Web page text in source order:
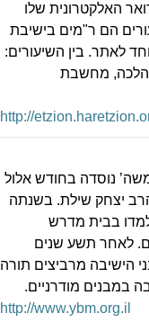
האלקטרונית שלו
הם ר"מים בישיבת
לאתר. בין השיעורים:
הלכה, מחשבת
http://
נוסדה בחודש אלול
יצחק שילת. בשנתה
בבית מדרש
לאחר תשע שנים
הישיבה מרביצים תורה
http://www.ybm.org.il